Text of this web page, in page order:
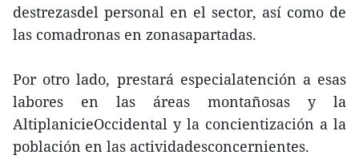
destrezasdel personal en el sector, así como de
las comadronas en zonasapartadas.
Por otro lado, prestará especialatención a esas
labores en las áreas montañosas y la
AltiplanicieOccidental y la concientización a la
población en las actividadesconcernientes.